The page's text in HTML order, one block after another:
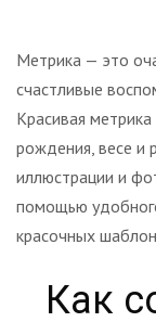
Метрика — это
счастливые
Красивая
рождения, весе и
иллюстрации и
помощью
красочных
Как